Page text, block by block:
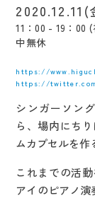
11：00 - 19：00
中無休
https://
https://
シンガーソン
ら、場内にち
ムカプセルを作
これまでの活
アイのピアノ演